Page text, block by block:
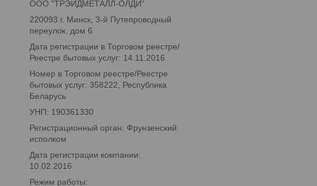
ООО "ТРЭЙДМЕТАЛЛ-ОЛДИ"
220093 г. Минск, 3-й Путепроводный
переулок, дом 6
Дата регистрации в Торговом реестре/
Реестре бытовых услуг: 14.11.2016
Номер в Торговом реестре/Реестре
бытовых услуг: 358222, Республика
Беларусь
УНП: 190361330
Регистрационный орган: Фрунзенский
исполком
Дата регистрации компании:
10.02.2016
Режим работы: